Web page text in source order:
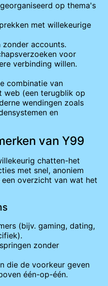
op thema's
met willekeurige
accounts.
voor
verbinding willen.
combinatie van
web (een terugblik op
wendingen zoals
en
van Y99
chatten-het
met snel, anoniem
overzicht van wat het
(bijv. gaming, dating,
zonder
die de voorkeur geven
één-op-één.